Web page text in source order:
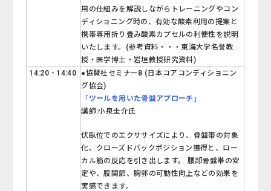
用の仕組みを解説しながらトレーニングやコン
ディショニング時の、有効な酸素利用の提案と
携帯専用折り畳み酸素カプセルの利便性を説明
いたします。(参考資料・・・東海大学名誉教
授・医学博士・岩垣教授研究資料)
14:20 - 14:40
●協賛社セミナー8 ( 日本コアコンディショニン
グ協会)
「 ツールを用いた骨盤アプローチ 」
講師:小泉圭介氏
伏臥位でのエクササイズにより、骨盤帯の対象
化、クローズドパックポジション獲得と、ロー
カル筋の反応を引き出します。 腰部骨盤帯の安
定や、股関節、胸郭の可動性向上などの効果を
実感できます。